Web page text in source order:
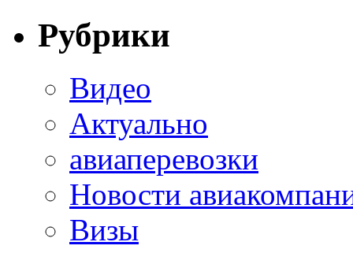
Рубрики
Видео
Актуально
авиаперевозки
Новости
Визы